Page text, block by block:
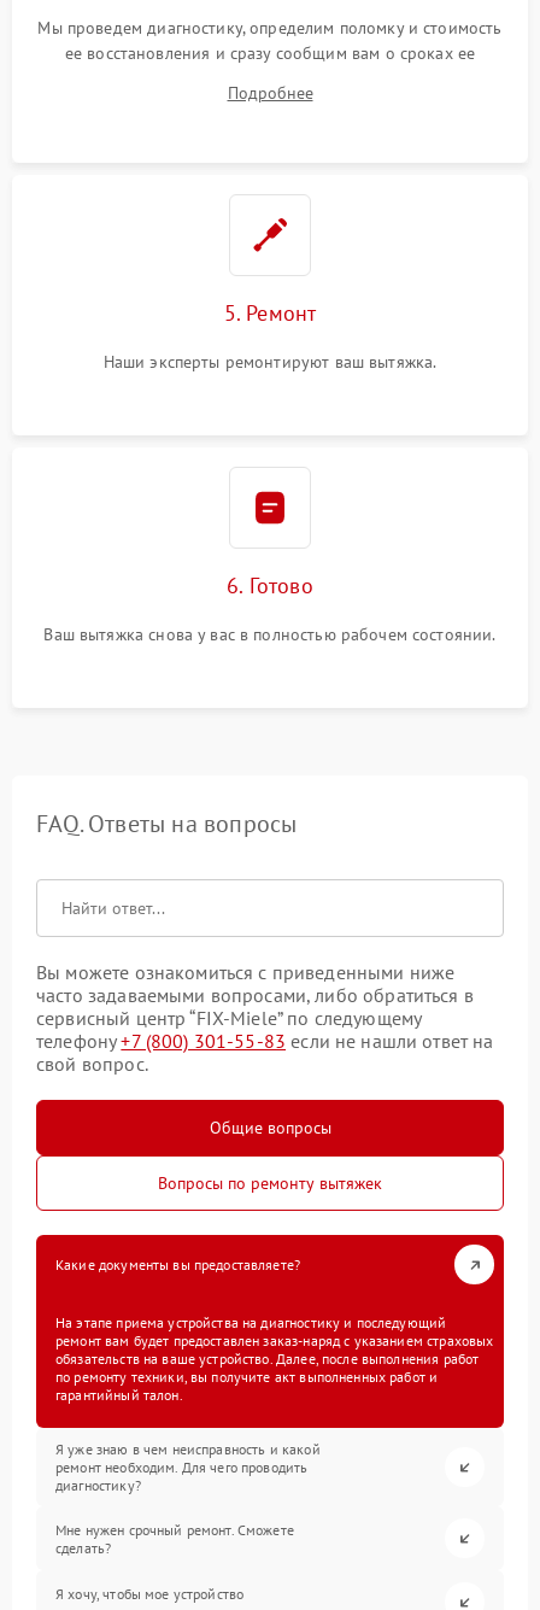
Мы проведем диагностику, определим поломку и стоимость
ее восстановления и сразу сообщим вам о сроках ее
Подробнее
5. Ремонт
Наши эксперты ремонтируют ваш вытяжка.
6. Готово
Ваш вытяжка снова у вас в полностью рабочем состоянии.
FAQ. Ответы на вопросы
Вы можете ознакомиться с приведенными ниже
часто задаваемыми вопросами, либо обратиться в
сервисный центр “FIX-Miele” по следующему
телефону+7 (800) 301-55-83 если не нашли ответ на
свой вопрос.
Общие вопросы
Вопросы по ремонту вытяжек
Какие документы вы предоставляете?
На этапе приема устройства на диагностику и последующий
ремонт вам будет предоставлен заказ-наряд с указанием страховых
обязательств на ваше устройство. Далее, после выполнения работ
по ремонту техники, вы получите акт выполненных работ и
гарантийный талон.
Я уже знаю в чем неисправность и какой
ремонт необходим. Для чего проводить
диагностику?
Мне нужен срочный ремонт. Сможете
сделать?
Я хочу, чтобы мое устройство